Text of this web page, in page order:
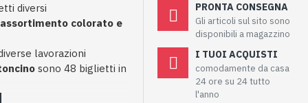
diversi
assortimento colorato e
lavorazioni
sono 48 biglietti in
PRONTA CONSEGNA
Gli articoli sul sito sono
disponibili a magazzino
I TUOI ACQUISTI
comodamente da casa
24 ore su 24 tutto
l'anno